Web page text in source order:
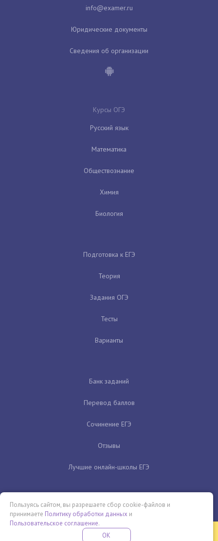
Юридические документы
Сведения об организации
Курсы ОГЭ
Русский язык
Математика
Обществознание
Химия
Биология
Подготовка к ЕГЭ
Теория
Задания ОГЭ
Тесты
Варианты
Банк заданий
Перевод баллов
Сочинение ЕГЭ
Отзывы
Лучшие онлайн-школы ЕГЭ
Бесплатная летняя школа
Пользуясь сайтом, вы разрешаете сбор cookie-файлов и
принимаете Политику обработки данных и
Пользовательское соглашение.
OK